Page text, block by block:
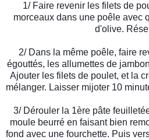
1/ Faire revenir les filets de
morceaux dans une poêle avec
d'olive.
2/ Dans la même poêle, faire
égouttés, les allumettes de
Ajouter les filets de poulet, et la
mélanger. Laisser mijoter 10
3/ Dérouler la 1ère pâte
moule beurré en faisant bien
fond avec une fourchette. Puis